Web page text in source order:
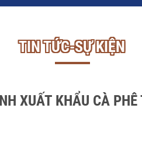
TIN TỨC-SỰ KIỆN
XUẤT KHẨU CÀ PHÊ